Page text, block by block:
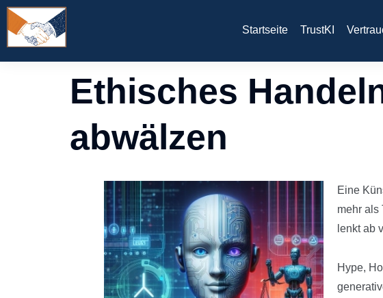
Startseite TrustKI
Ethisches
abwälzen
Eine
mehr als
lenkt ab
Hype,